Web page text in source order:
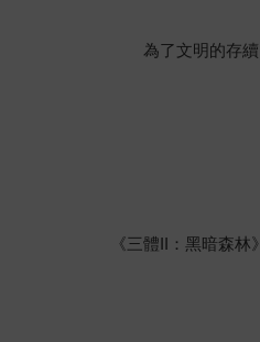
為了文明的存續，
《三體II：黑暗森林》